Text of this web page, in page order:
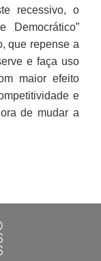
recessivo, o
Democrático”
que repense a
e faça uso
maior efeito
e
de mudar a